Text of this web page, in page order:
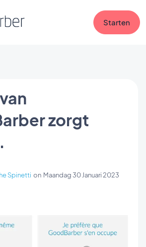
Starten
zorgt
Spinetti on Maandag 30 Januari 2023